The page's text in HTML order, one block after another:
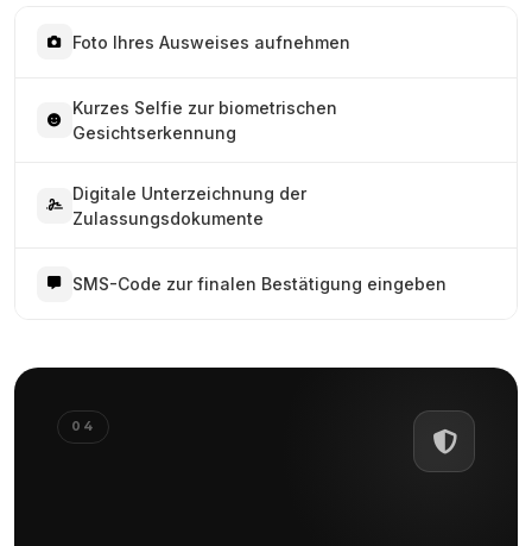
Foto Ihres Ausweises aufnehmen
Kurzes Selfie zur biometrischen
Gesichtserkennung
Digitale Unterzeichnung der
Zulassungsdokumente
SMS-Code zur finalen Bestätigung eingeben
04